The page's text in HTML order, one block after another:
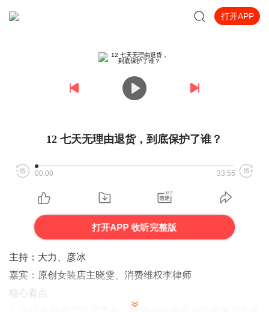
打开APP
12 七天无理由退货，到底保护了谁？
00:00 33:55
打开APP 收听完整版
主持： 大力、彦冰
嘉宾： 原创女装店主晓雯、消费维权李律师
核心看点